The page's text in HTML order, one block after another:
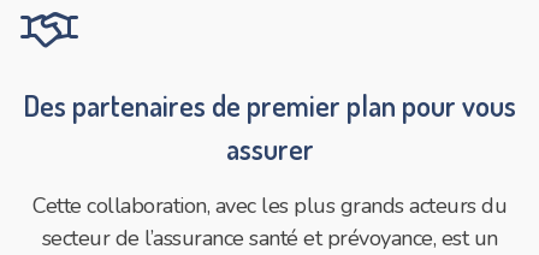
business_deal_handshake
Des partenaires de premier plan pour vous
assurer
Cette collaboration, avec les plus grands acteurs du
secteur de l’assurance santé et prévoyance, est un